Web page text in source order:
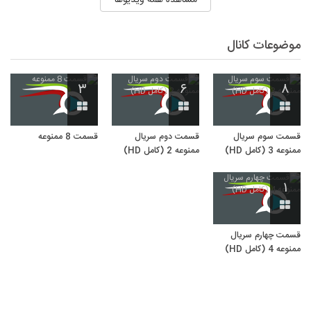
موضوعات کانال
۸
قسمت سوم سریال
ممنوعه 3 (کامل HD)
۶
قسمت دوم سریال
ممنوعه 2 (کامل HD)
۳
قسمت 8 ممنوعه
۱
قسمت چهارم سریال
ممنوعه 4 (کامل HD)